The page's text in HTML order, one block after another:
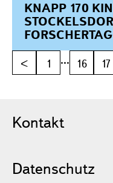
KNAPP 170
< 1 ... 16 17
Kontakt
Datenschutz